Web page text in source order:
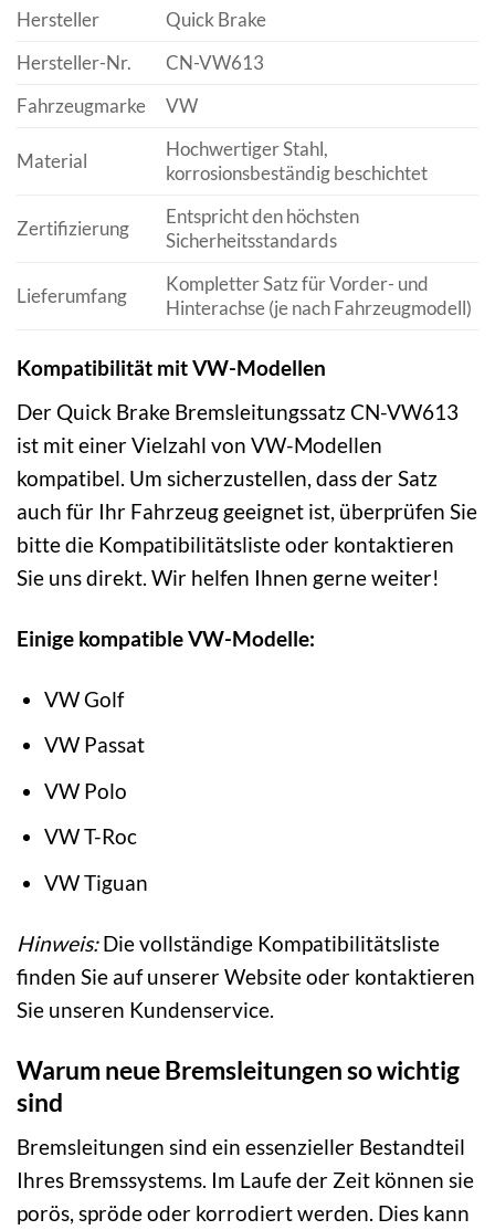
Hersteller
Quick Brake
Hersteller-Nr.
CN-VW613
Fahrzeugmarke
VW
Material
Hochwertiger Stahl,
korrosionsbeständig beschichtet
Zertifizierung
Entspricht den höchsten
Sicherheitsstandards
Lieferumfang
Kompletter Satz für Vorder- und
Hinterachse (je nach Fahrzeugmodell)
Kompatibilität mit VW-Modellen
Der Quick Brake Bremsleitungssatz CN-VW613
ist mit einer Vielzahl von VW-Modellen
kompatibel. Um sicherzustellen, dass der Satz
auch für Ihr Fahrzeug geeignet ist, überprüfen Sie
bitte die Kompatibilitätsliste oder kontaktieren
Sie uns direkt. Wir helfen Ihnen gerne weiter!
Einige kompatible VW-Modelle:
VW Golf
VW Passat
VW Polo
VW T-Roc
VW Tiguan
Hinweis:Die vollständige Kompatibilitätsliste
finden Sie auf unserer Website oder kontaktieren
Sie unseren Kundenservice.
Warum neue Bremsleitungen so wichtig
sind
Bremsleitungen sind ein essenzieller Bestandteil
Ihres Bremssystems. Im Laufe der Zeit können sie
porös, spröde oder korrodiert werden. Dies kann